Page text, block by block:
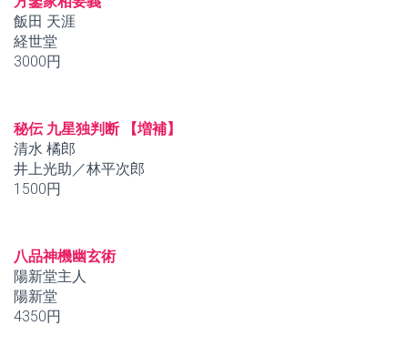
飯田 天涯
経世堂
3000円
秘伝 九星独判断 【増補】
清水 橘郎
井上光助／林平次郎
1500円
八品神機幽玄術
陽新堂主人
陽新堂
4350円